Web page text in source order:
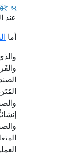
بِهِ
عند
أما